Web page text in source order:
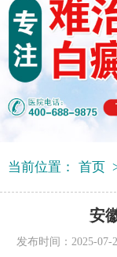
当前位置： 首页
安
发布时间：2025-